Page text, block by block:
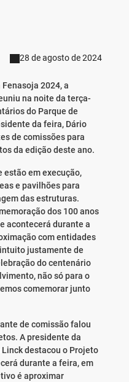
28 de agosto de 2024
2024, a
na noite da terça-
do Parque de
da feira, Dário
de comissões para
da edição deste ano.
estão em execução,
e pavilhões para
das estruturas.
dos 100 anos
acontecerá durante a
com entidades
justamente de
do centenário
não só para o
comemorar junto
de comissão falou
A presidente da
destacou o Projeto
durante a feira, em
é aproximar